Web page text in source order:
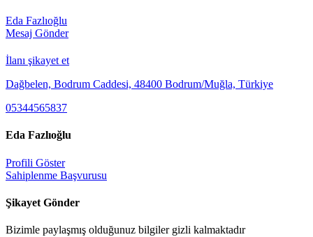
Eda Fazlıoğlu
Mesaj Gönder
İlanı şikayet et
Dağbelen, Bodrum Caddesi, 48400 Bodrum/Muğla, Türkiye
05344565837
Eda Fazlıoğlu
Profili Göster
Sahiplenme Başvurusu
Şikayet Gönder
Bizimle paylaşmış olduğunuz bilgiler gizli kalmaktadır